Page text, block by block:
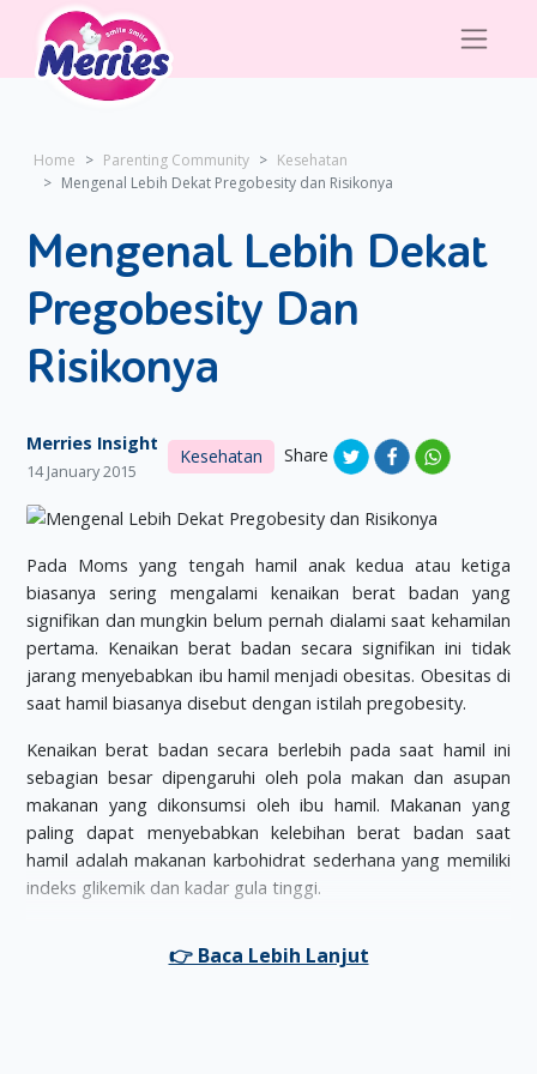
Home Parenting Community
Kesehatan
Mengenal Lebih Dekat Pregobesity dan Risikonya
Mengenal Lebih Dekat
Pregobesity Dan
Risikonya
Merries Insight
14 January 2015
Kesehatan Share
Pada Moms yang tengah hamil anak kedua atau ketiga
biasanya sering mengalami kenaikan berat badan yang
signifikan dan mungkin belum pernah dialami saat kehamilan
pertama. Kenaikan berat badan secara signifikan ini tidak
jarang menyebabkan ibu hamil menjadi obesitas. Obesitas di
saat hamil biasanya disebut dengan istilah pregobesity.
Kenaikan berat badan secara berlebih pada saat hamil ini
sebagian besar dipengaruhi oleh pola makan dan asupan
makanan yang dikonsumsi oleh ibu hamil. Makanan yang
paling dapat menyebabkan kelebihan berat badan saat
hamil adalah makanan karbohidrat sederhana yang memiliki
indeks glikemik dan kadar gula tinggi.
mereka telah melahirkan nanti, bobot badan mereka akan